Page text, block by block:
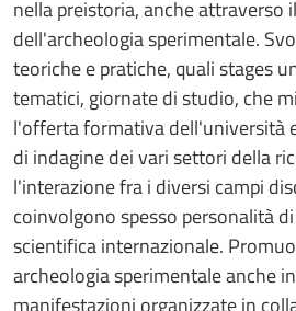
nella preistoria, anche attraverso
dell'archeologia sperimentale.
teoriche e pratiche, quali stages
tematici, giornate di studio, che
l'offerta formativa dell'università
di indagine dei vari settori della
l'interazione fra i diversi campi
coinvolgono spesso personalità
scientifica internazionale.
archeologia sperimentale anche
manifestazioni organizzate in